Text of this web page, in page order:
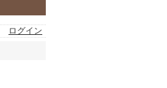
ログイン